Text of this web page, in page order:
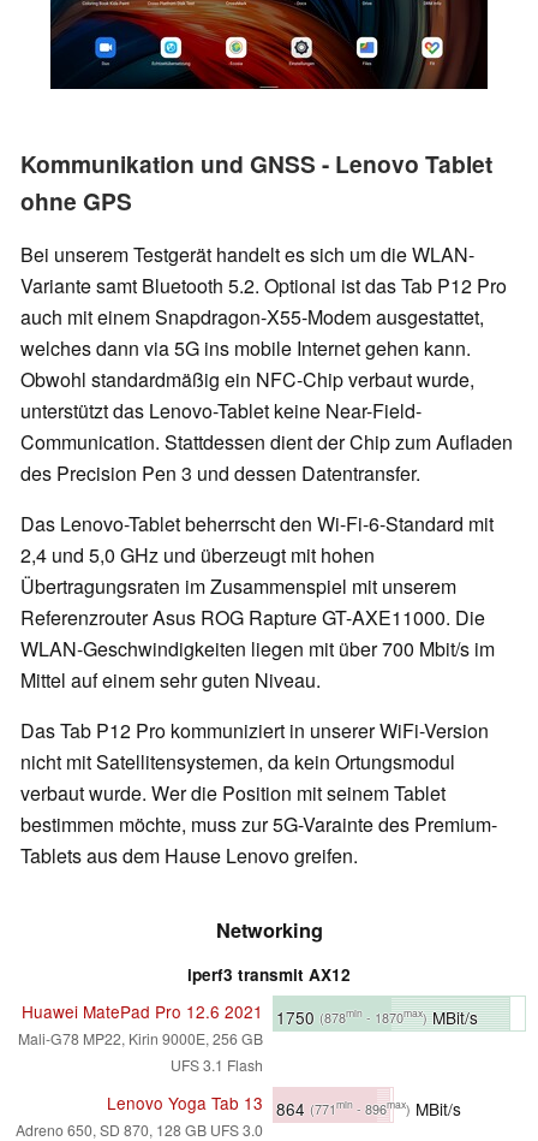
Kommunikation und GNSS - Lenovo Tablet
ohne GPS
Bei unserem Testgerät handelt es sich um die WLAN-
Variante samt Bluetooth 5.2. Optional ist das Tab P12 Pro
auch mit einem Snapdragon-X55-Modem ausgestattet,
welches dann via 5G ins mobile Internet gehen kann.
Obwohl standardmäßig ein NFC-Chip verbaut wurde,
unterstützt das Lenovo-Tablet keine Near-Field-
Communication. Stattdessen dient der Chip zum Aufladen
des Precision Pen 3 und dessen Datentransfer.
Das Lenovo-Tablet beherrscht den Wi-Fi-6-Standard mit
2,4 und 5,0 GHz und überzeugt mit hohen
Übertragungsraten im Zusammenspiel mit unserem
Referenzrouter Asus ROG Rapture GT-AXE11000. Die
WLAN-Geschwindigkeiten liegen mit über 700 Mbit/s im
Mittel auf einem sehr guten Niveau.
Das Tab P12 Pro kommuniziert in unserer WiFi-Version
nicht mit Satellitensystemen, da kein Ortungsmodul
verbaut wurde. Wer die Position mit seinem Tablet
bestimmen möchte, muss zur 5G-Varainte des Premium-
Tablets aus dem Hause Lenovo greifen.
Networking
iperf3 transmit AX12
Huawei MatePad Pro 12.6 2021
Mali-G78 MP22, Kirin 9000E, 256 GB
UFS 3.1 Flash
1750 (878min - 1870max)MBit/s
Lenovo Yoga Tab 13
Adreno 650, SD 870, 128 GB UFS 3.0
864 (771min - 896max) MBit/s